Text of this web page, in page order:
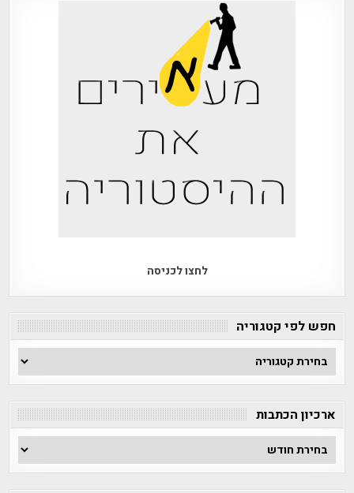
לחצו לכניסה
חפש לפי קטגוריה
חפש
לפי
ארכיון הכתבות
ארכיון
הכתבות